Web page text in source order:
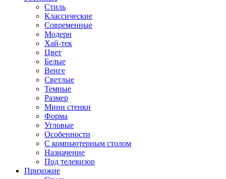
Стиль
Классические
Современные
Модерн
Хай-тек
Цвет
Белые
Венге
Светлые
Темные
Размер
Мини стенки
Форма
Угловые
Особенности
С компьютерным столом
Назначение
Под телевизор
Прихожие